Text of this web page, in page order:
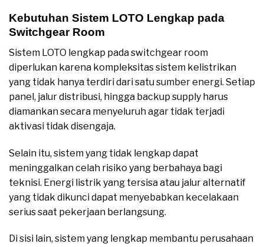
Kebutuhan Sistem LOTO Lengkap pada
Switchgear Room
Sistem LOTO lengkap pada switchgear room
diperlukan karena kompleksitas sistem kelistrikan
yang tidak hanya terdiri dari satu sumber energi. Setiap
panel, jalur distribusi, hingga backup supply harus
diamankan secara menyeluruh agar tidak terjadi
aktivasi tidak disengaja.
Selain itu, sistem yang tidak lengkap dapat
meninggalkan celah risiko yang berbahaya bagi
teknisi. Energi listrik yang tersisa atau jalur alternatif
yang tidak dikunci dapat menyebabkan kecelakaan
serius saat pekerjaan berlangsung.
Di sisi lain, sistem yang lengkap membantu perusahaan